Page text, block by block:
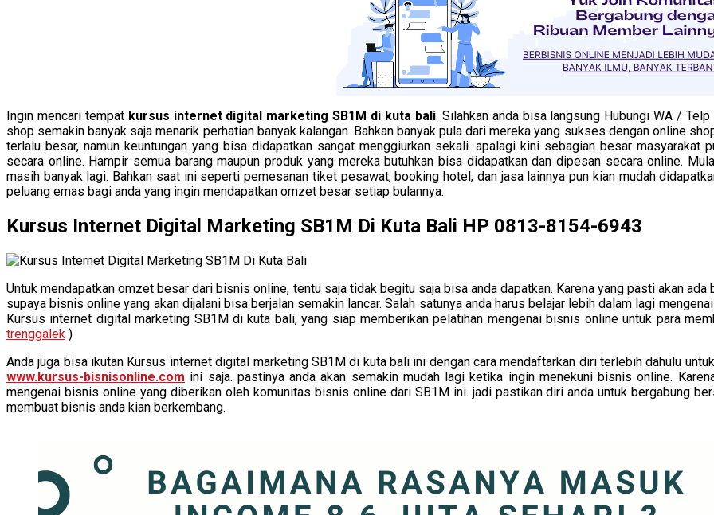
Ingin mencari tempat kursus internet digital marketing SB1M di kuta bali. Silahkan anda bisa langsung Hubungi WA /
shop semakin banyak saja menarik perhatian banyak kalangan. Bahkan banyak pula dari mereka yang sukses dengan online
terlalu besar, namun keuntungan yang bisa didapatkan sangat menggiurkan sekali. apalagi kini sebagian besar masyarakat
secara online. Hampir semua barang maupun produk yang mereka butuhkan bisa didapatkan dan dipesan secara online.
masih banyak lagi. Bahkan saat ini seperti pemesanan tiket pesawat, booking hotel, dan jasa lainnya pun kian mudah
peluang emas bagi anda yang ingin mendapatkan omzet besar setiap bulannya.
Kursus Internet Digital Marketing SB1M Di Kuta Bali HP 0813-8154-6943
Untuk mendapatkan omzet besar dari bisnis online, tentu saja tidak begitu saja bisa anda dapatkan. Karena yang pasti akan
supaya bisnis online yang akan dijalani bisa berjalan semakin lancar. Salah satunya anda harus belajar lebih dalam lagi
Kursus internet digital marketing SB1M di kuta bali, yang siap memberikan pelatihan mengenai bisnis online untuk para
trenggalek )
Anda juga bisa ikutan Kursus internet digital marketing SB1M di kuta bali ini dengan cara mendaftarkan diri terlebih dahulu
www.kursus-bisnisonline.com ini saja. pastinya anda akan semakin mudah lagi ketika ingin menekuni bisnis online.
mengenai bisnis online yang diberikan oleh komunitas bisnis online dari SB1M ini. jadi pastikan diri anda untuk bergabung
membuat bisnis anda kian berkembang.